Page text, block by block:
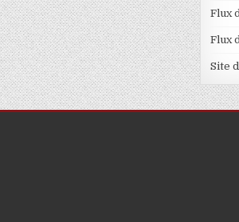
Flux
Flux
Site